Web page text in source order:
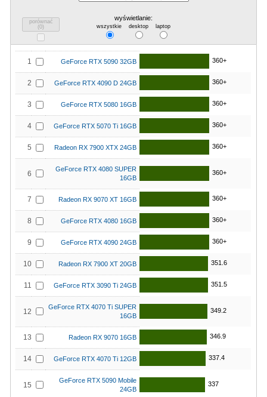
porównać
(0)
wyświetlanie:
wszystkie desktop laptop
1 GeForce RTX 5090 32GB 360+
2 GeForce RTX 4090 D 24GB 360+
3 GeForce RTX 5080 16GB 360+
4 GeForce RTX 5070 Ti 16GB 360+
5 Radeon RX 7900 XTX 24GB 360+
6
GeForce RTX 4080 SUPER
16GB
360+
7 Radeon RX 9070 XT 16GB 360+
8 GeForce RTX 4080 16GB 360+
9 GeForce RTX 4090 24GB 360+
10 Radeon RX 7900 XT 20GB 351.6
11 GeForce RTX 3090 Ti 24GB 351.5
12
GeForce RTX 4070 Ti SUPER
16GB
349.2
13 Radeon RX 9070 16GB 346.9
14 GeForce RTX 4070 Ti 12GB 337.4
15
GeForce RTX 5090 Mobile
24GB
337